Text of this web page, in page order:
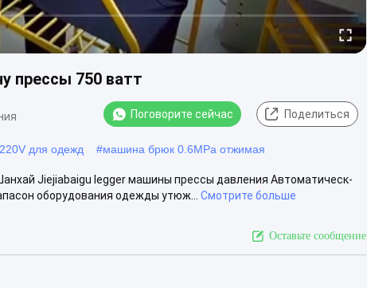
прессы 750 ватт
Поговорите сейчас Поделиться
для одежд #машина брюк 0.6MPa отжимая
Jiejiabaigu legger машины прессы давления Автоматическ-
оборудования одежды утюж...
Смотрите больше
Оставьте сообщение